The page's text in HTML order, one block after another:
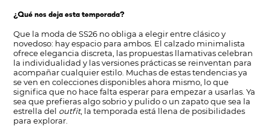
¿Qué nos deja esta temporada?
Que la moda de SS26 no obliga a elegir entre clásico y
novedoso: hay espacio para ambos. El calzado minimalista
ofrece elegancia discreta, las propuestas llamativas celebran
la individualidad y las versiones prácticas se reinventan para
acompañar cualquier estilo. Muchas de estas tendencias ya
se ven en colecciones disponibles ahora mismo, lo que
significa que no hace falta esperar para empezar a usarlas. Ya
sea que prefieras algo sobrio y pulido o un zapato que sea la
estrella del outfit, la temporada está llena de posibilidades
para explorar.